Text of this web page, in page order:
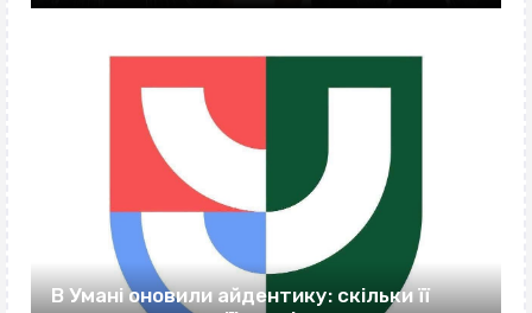
В Умані оновили айдентику: скільки її